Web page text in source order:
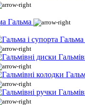
Гальма
Гальма